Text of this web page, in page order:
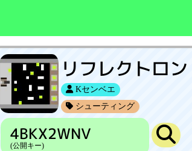
リフレクトロン
Kセンベエ
シューティング
4BKX2WNV
(公開キー)